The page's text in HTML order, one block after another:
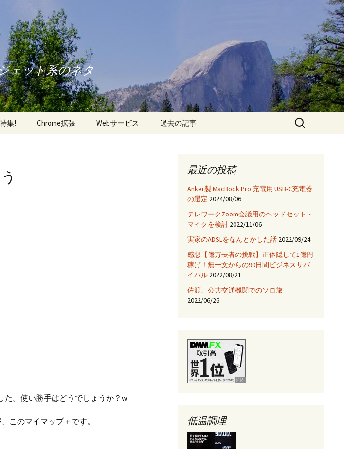
ェット系のネタ
集! Chrome拡張 Webサービス 過去の記事
iPhone7 フィルム・ケー
JNIを使ってみる
AjaxTagsを使ってみる
eclipse -乗り換え→
NetBeans
検
索:
た。使い勝手はどうでしょうか？w
このマイマップ＋です。
最近の投稿
Anker製 MacBook Pro 充電用 USB-C充電器
の選定 2024/08/06
テレワークZoom会議用のヘッドセット・
マイクを検討 2022/11/06
実家のADSLをなんとかした話 2022/09/24
感想【億万長者の挑戦】正体隠して1億円
稼げ！無一文からの90日間ビジネスサバ
イバル 2022/08/21
佐渡、公共交通機関でのソロ旅
2022/06/26
低温調理